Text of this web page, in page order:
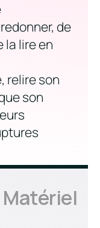
de
la lire en
relire son
son
Matériel